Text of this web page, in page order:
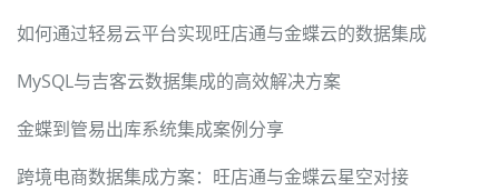
如何通过轻易云平台实现旺店通与金蝶云的数据集成
MySQL与吉客云数据集成的高效解决方案
金蝶到管易出库系统集成案例分享
跨境电商数据集成方案：旺店通与金蝶云星空对接